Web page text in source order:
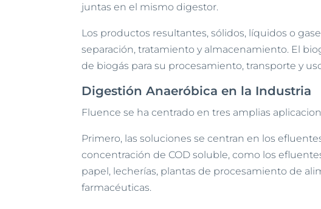
juntas en el mismo digestor.
Los productos resultantes, sólidos, líquidos o
separación, tratamiento y almacenamiento. El
de biogás para su procesamiento, transporte y
Digestión Anaeróbica en la Industria
Fluence se ha centrado en tres amplias
Primero, las soluciones se centran en los
concentración de COD soluble, como los
papel, lecherías, plantas de procesamiento de
farmacéuticas.